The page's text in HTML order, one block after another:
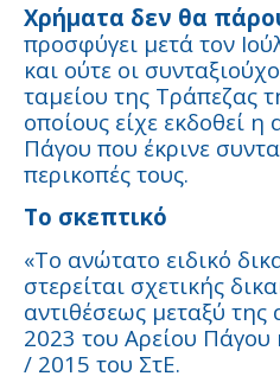
Χρήματα δεν θα
προσφύγει μετά τον
και ούτε οι
ταμείου της Τράπεζας
οποίους είχε εκδοθεί
Πάγου που έκρινε
περικοπές τους.
Το σκεπτικό
«Το ανώτατο ειδικό
στερείται σχετικής
αντιθέσεως μεταξύ
2023 του Αρείου Πάγου
/ 2015 του ΣτΕ.